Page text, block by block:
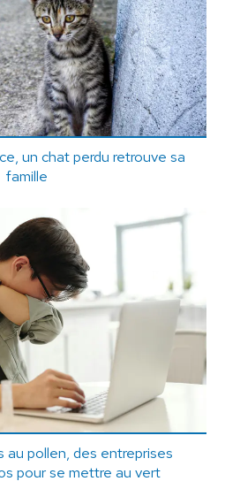
un chat perdu retrouve sa
famille
au pollen, des entreprises
pour se mettre au vert